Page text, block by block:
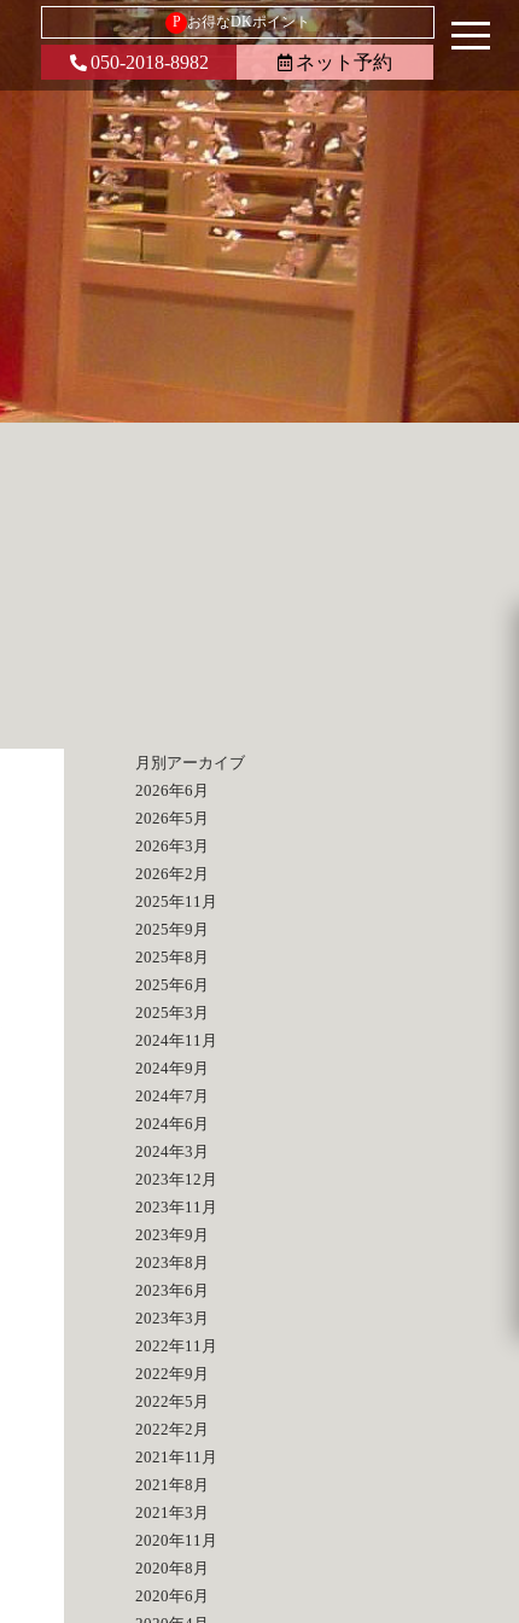
P お得なDKポイント
050-2018-8982 ネット予約
月別アーカイブ
2026年6月
2026年5月
2026年3月
2026年2月
2025年11月
2025年9月
2025年8月
2025年6月
2025年3月
2024年11月
2024年9月
2024年7月
2024年6月
2024年3月
2023年12月
2023年11月
2023年9月
2023年8月
2023年6月
2023年3月
2022年11月
2022年9月
2022年5月
2022年2月
2021年11月
2021年8月
2021年3月
2020年11月
2020年8月
2020年6月